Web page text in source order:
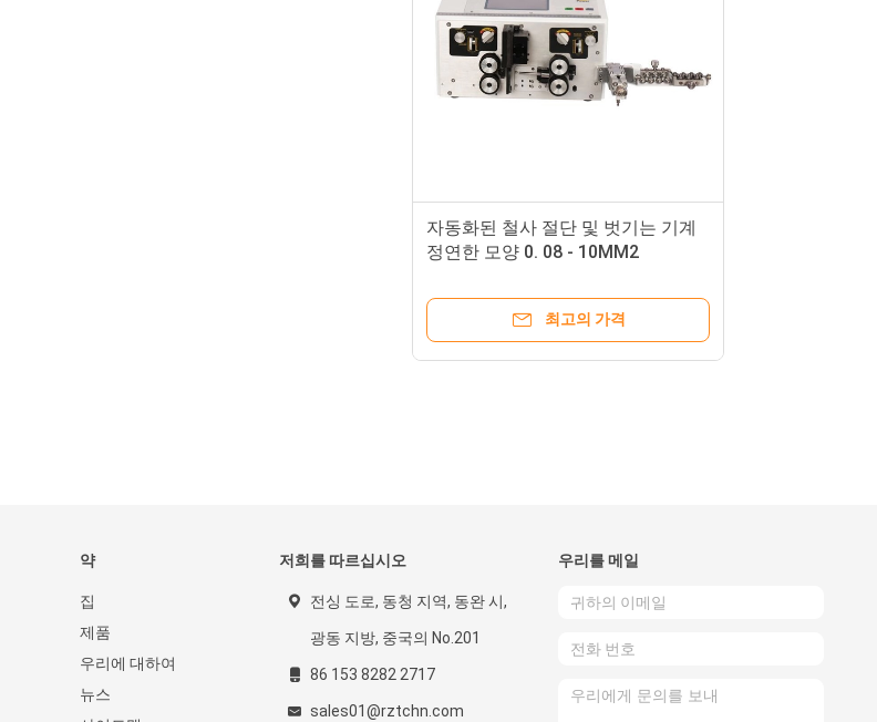
자동화된 철사 절단 및 벗기는 기계
정연한 모양 0. 08 - 10MM2
최고의 가격
약
집
제품
우리에 대하여
뉴스
저희를 따르십시오
전싱 도로, 동청 지역, 동완 시,
광동 지방, 중국의 No.201
86 153 8282 2717
sales01@rztchn.com
우리를 메일